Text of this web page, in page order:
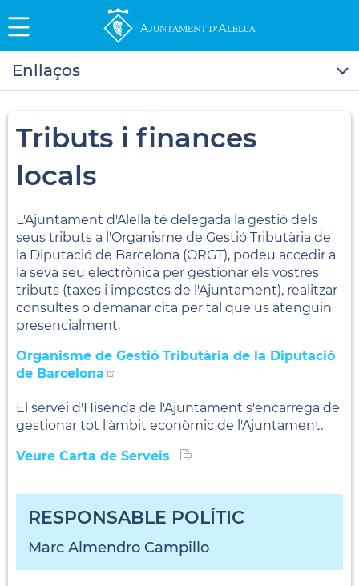
Enllaços
Tributs i finances
locals
L'Ajuntament d'Alella té delegada la gestió dels
seus tributs a l'Organisme de Gestió Tributària de
la Diputació de Barcelona (ORGT), podeu accedir a
la seva seu electrònica per gestionar els vostres
tributs (taxes i impostos de l'Ajuntament), realitzar
consultes o demanar cita per tal que us atenguin
presencialment.
Organisme de Gestió Tributària de la Diputació
de Barcelona
El servei d'Hisenda de l'Ajuntament s'encarrega de
gestionar tot l'àmbit econòmic de l'Ajuntament.
Veure Carta de Serveis
RESPONSABLE POLÍTIC
Marc Almendro Campillo